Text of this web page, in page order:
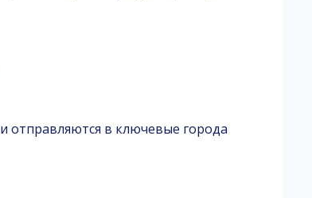
отправляются в ключевые города